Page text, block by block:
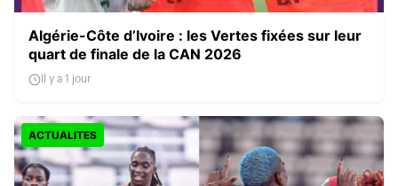
Algérie-Côte d’Ivoire : les Vertes fixées sur leur
quart de finale de la CAN 2026
Il y a 1 jour
ACTUALITES